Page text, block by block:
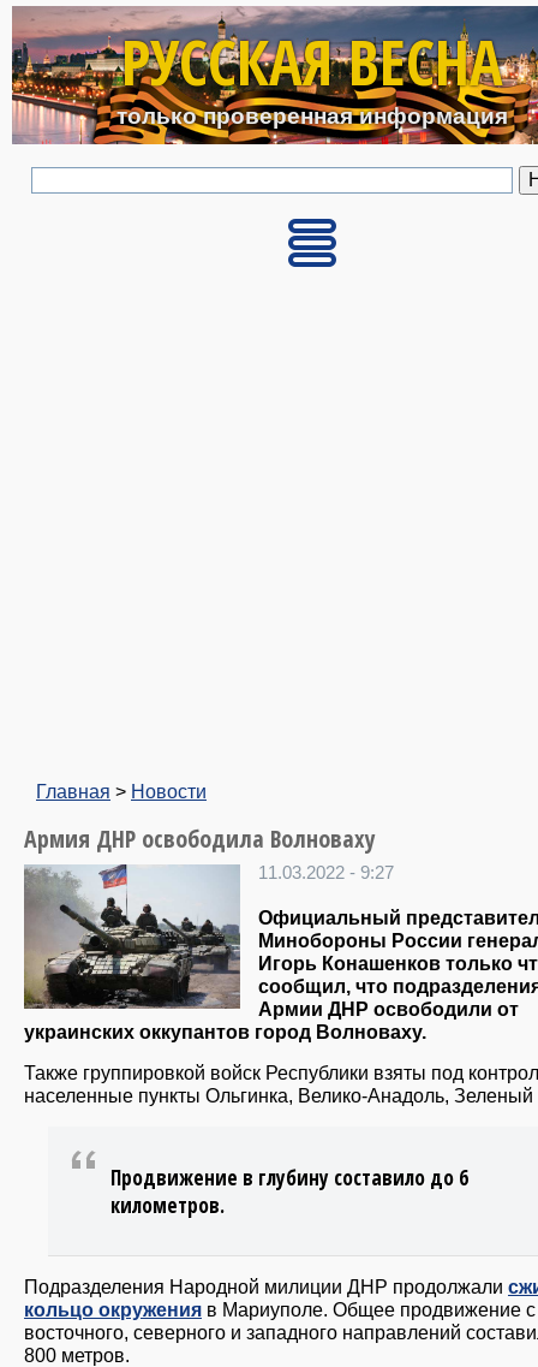
Перейти к основному
РУССКАЯ ВЕСНА
только проверенная информация
Главная > Новости
Армия ДНР освободила Волноваху
11.03.2022 - 9:27
Официальный
Минобороны России
Игорь Конашенков только
сообщил, что
Армии ДНР освободили от
украинских оккупантов город Волноваху.
Также группировкой войск Республики взяты под
населенные пункты Ольгинка, Велико-Анадоль, Зеленый
Продвижение в глубину составило до 6
километров.
Подразделения Народной милиции ДНР продолжали
кольцо окружения в Мариуполе. Общее продвижение с
восточного, северного и западного направлений
800 метров.